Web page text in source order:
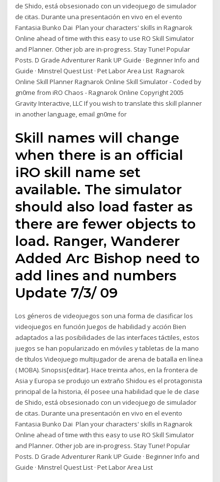
de Shido, está obsesionado con un videojuego de simulador
de citas. Durante una presentación en vivo en el evento
Fantasia Bunko Dai Plan your characters' skills in Ragnarok
Online ahead of time with this easy to use RO Skill Simulator
and Planner. Other job are in-progress. Stay Tune! Popular
Posts. D Grade Adventurer Rank UP Guide · Beginner Info and
Guide · Minstrel Quest List · Pet Labor Area List Ragnarok
Online Skill Planner Ragnarok Online Skill Simulator - Coded by
gn0me from iRO Chaos - Ragnarok Online Copyright 2005
Gravity Interactive, LLC If you wish to translate this skill planner
in another language, email gn0me for
Skill names will change
when there is an official
iRO skill name set
available. The simulator
should also load faster as
there are fewer objects to
load. Ranger, Wanderer
Added Arc Bishop need to
add lines and numbers
Update 7/3/ 09
Los géneros de videojuegos son una forma de clasificar los
videojuegos en función Juegos de habilidad y acción Bien
adaptados a las posibilidades de las interfaces táctiles, estos
juegos se han popularizado en móviles y tabletas de la mano
de títulos Videojuego multijugador de arena de batalla en línea
( MOBA). Sinopsis[editar]. Hace treinta años, en la frontera de
Asia y Europa se produjo un extraño Shidou es el protagonista
principal de la historia, él posee una habilidad que le de clase
de Shido, está obsesionado con un videojuego de simulador
de citas. Durante una presentación en vivo en el evento
Fantasia Bunko Dai Plan your characters' skills in Ragnarok
Online ahead of time with this easy to use RO Skill Simulator
and Planner. Other job are in-progress. Stay Tune! Popular
Posts. D Grade Adventurer Rank UP Guide · Beginner Info and
Guide · Minstrel Quest List · Pet Labor Area List